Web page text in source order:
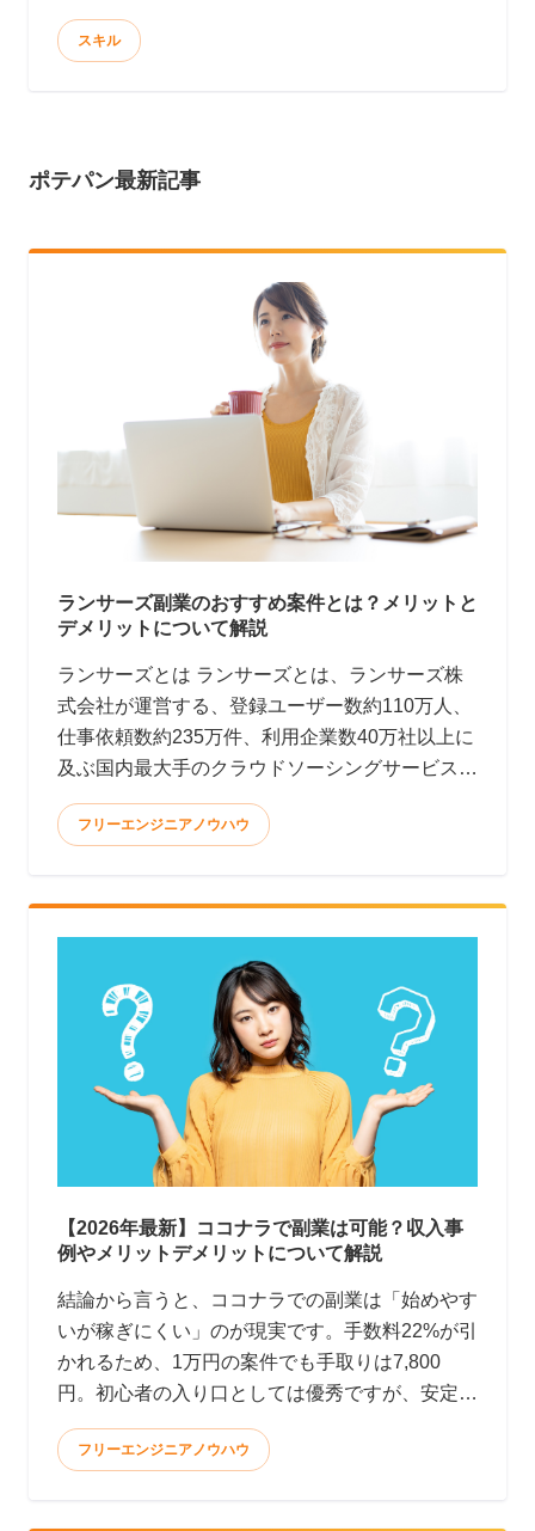
Angularがその代表格でしょうか。では、みなさ
んの現場や自己学習、ポートフォリオ作品の製作
うです。
スキル
ポテパン最新記事
ランサーズ副業のおすすめ案件とは？メリットと
デメリットについて解説
ランサーズとは ランサーズとは、ランサーズ株
式会社が運営する、登録ユーザー数約110万人、
仕事依頼数約235万件、利用企業数40万社以上に
及ぶ国内最大手のクラウドソーシングサービスで
す。(2022年9月時点)
フリーエンジニアノウハウ
【2026年最新】ココナラで副業は可能？収入事
例やメリットデメリットについて解説
結論から言うと、ココナラでの副業は「始めやす
いが稼ぎにくい」のが現実です。手数料22%が引
かれるため、1万円の案件でも手取りは7,800
円。初心者の入り口としては優秀ですが、安定
フリーエンジニアノウハウ